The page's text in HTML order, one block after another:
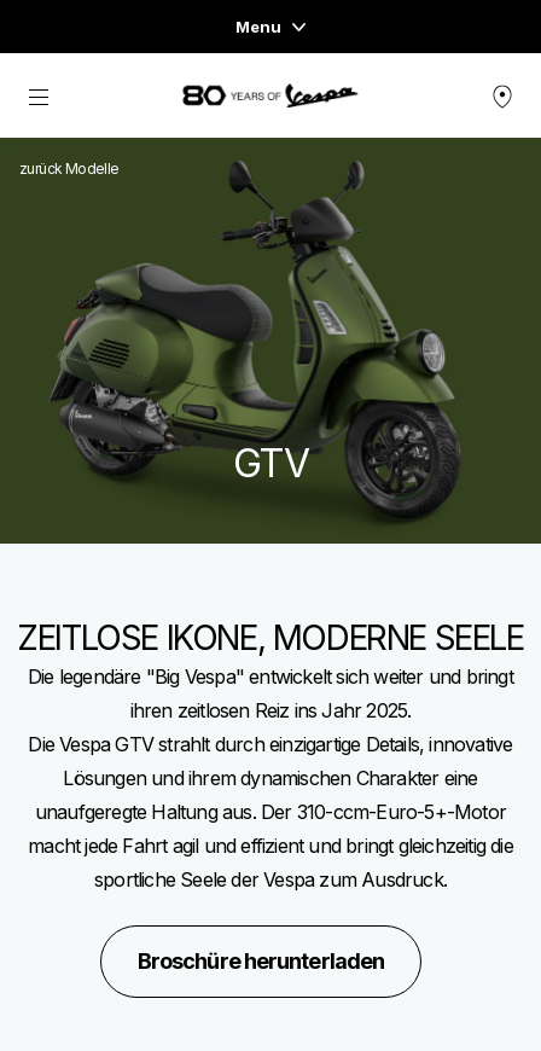
Menu
Home
KLEIDUNG & LIFESTYLE
EXPERIENCES
CONCEPT STORE
zurück zum Hauptinhalt
zurück Modelle
GTV
ZEITLOSE IKONE, MODERNE SEELE
Die legendäre "Big Vespa" entwickelt sich weiter und bringt
ihren zeitlosen Reiz ins Jahr 2025.
Die Vespa GTV strahlt durch einzigartige Details, innovative
Lösungen und ihrem dynamischen Charakter eine
unaufgeregte Haltung aus. Der 310-ccm-Euro-5+-Motor
macht jede Fahrt agil und effizient und bringt gleichzeitig die
sportliche Seele der Vespa zum Ausdruck.
Broschüre herunterladen